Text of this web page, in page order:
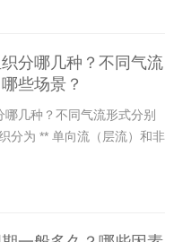
分哪几种？不同气流
些场景？
哪几种？不同气流形式分别
分为 ** 单向流（层流）和非